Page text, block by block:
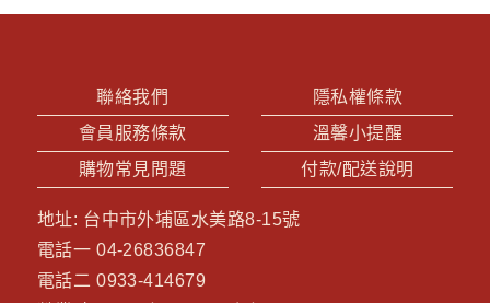
聯絡我們
隱私權條款
會員服務條款
溫馨小提醒
購物常見問題
付款/配送說明
地址: 台中市外埔區水美路8-15號
電話一 04-26836847
電話二 0933-414679